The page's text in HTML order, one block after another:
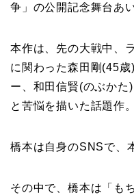
争」の公開記念舞台あ
本作は、先の大戦中、
に関わった森田剛(45
ー、和田信賢(のぶか
と苦悩を描いた話題作。
橋本は自身のSNSで、
その中で、橋本は「も